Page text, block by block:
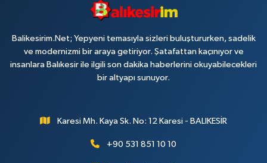
Balikesirim.Net; Yepyeni temasıyla sizleri buluştururken, sadelik
ve modernizmi bir araya getiriyor. Şatafattan kaçınıyor ve
insanlara Balıkesir ile ilgili son dakika haberlerini okuyabilecekleri
bir altyapı sunuyor.
Karesi Mh. Kaya Sk. No: 12 Karesi - BALIKESİR
+90 531 851 10 10